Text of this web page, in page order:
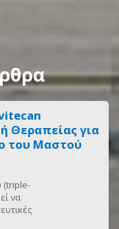
Θεραπείας για
του Μαστού
(triple-
να